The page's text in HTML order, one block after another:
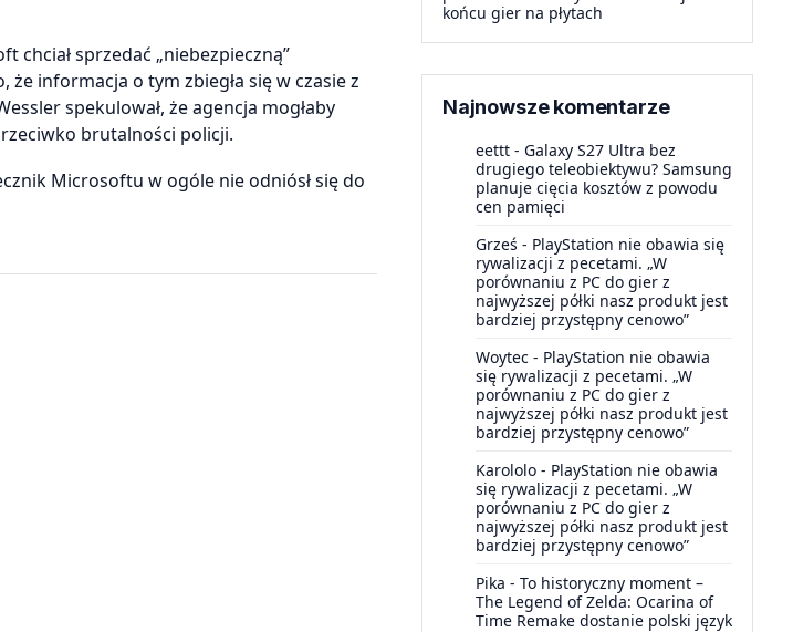
chciał sprzedać „niebezpieczną”
informacja o tym zbiegła się w czasie z
spekulował, że agencja mogłaby
brutalności policji.
Microsoftu w ogóle nie odniósł się do
końcu gier na płytach
Najnowsze komentarze
eettt - Galaxy S27 Ultra bez
drugiego teleobiektywu? Samsung
planuje cięcia kosztów z powodu
cen pamięci
Grześ - PlayStation nie obawia się
rywalizacji z pecetami. „W
porównaniu z PC do gier z
najwyższej półki nasz produkt jest
bardziej przystępny cenowo”
Woytec - PlayStation nie obawia
się rywalizacji z pecetami. „W
porównaniu z PC do gier z
najwyższej półki nasz produkt jest
bardziej przystępny cenowo”
Karololo - PlayStation nie obawia
się rywalizacji z pecetami. „W
porównaniu z PC do gier z
najwyższej półki nasz produkt jest
bardziej przystępny cenowo”
Pika - To historyczny moment –
The Legend of Zelda: Ocarina of
Time Remake dostanie polski język